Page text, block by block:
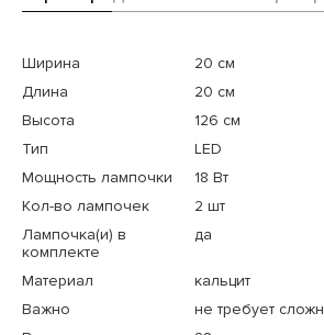
Ширина
20 см
Длина
20 см
Высота
126 см
Тип
LED
Мощность лампочки
18 Вт
Кол-во лампочек
2 шт
Лампочка(и) в
комплекте
да
Материал
кальцит
Важно
не требует